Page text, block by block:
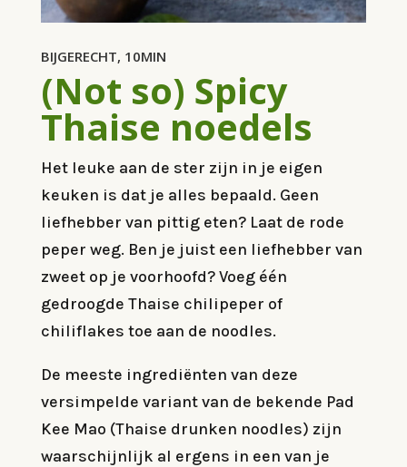
BIJGERECHT, 10MIN
(Not so) Spicy
Thaise noedels
Het leuke aan de ster zijn in je eigen
keuken is dat je alles bepaald. Geen
liefhebber van pittig eten? Laat de rode
peper weg. Ben je juist een liefhebber van
zweet op je voorhoofd? Voeg één
gedroogde Thaise chilipeper of
chiliflakes toe aan de noodles.
De meeste ingrediënten van deze
versimpelde variant van de bekende Pad
Kee Mao (Thaise drunken noodles) zijn
waarschijnlijk al ergens in een van je